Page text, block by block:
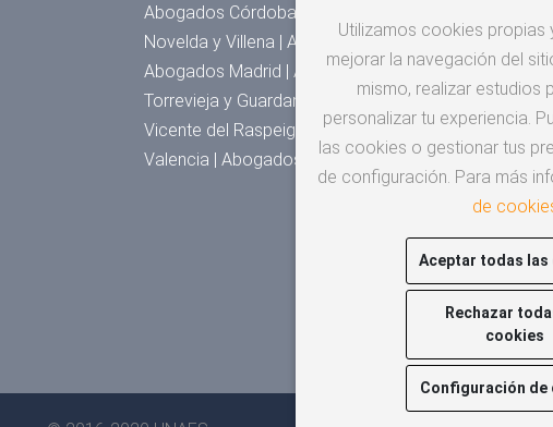
Abogados Córdoba | Abogados Denia | Abogados
Novelda y Villena | Abogados Granada | Abogados
Abogados Madrid | Abogados Málaga | Abogados
Torrevieja y Guardamar | Abogados San Cristóbal de
Vicente del Raspeig | Abogados Santander |
Valencia | Abogados Zaragoza
Utilizamos cookies propias
mejorar la navegación del
mismo, realizar estudios
personalizar tu experiencia.
las cookies o gestionar tus
de configuración. Para más
de
Aceptar todas las
Rechazar
cookies
Configuración de